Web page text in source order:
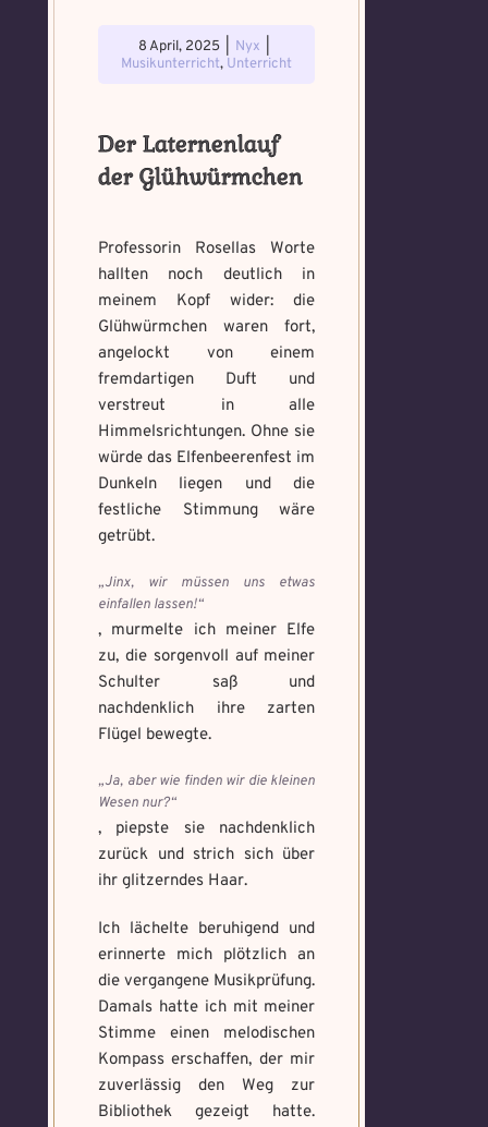
8 April, 2025 Nyx
Musikunterricht, Unterricht
Der Laternenlauf
der Glühwürmchen
Professorin Rosellas Worte
hallten noch deutlich in
meinem Kopf wider: die
Glühwürmchen waren fort,
angelockt von einem
fremdartigen Duft und
verstreut in alle
Himmelsrichtungen. Ohne sie
würde das Elfenbeerenfest im
Dunkeln liegen und die
festliche Stimmung wäre
getrübt.
„Jinx, wir müssen uns etwas
einfallen lassen!“
, murmelte ich meiner Elfe
zu, die sorgenvoll auf meiner
Schulter saß und
nachdenklich ihre zarten
Flügel bewegte.
„Ja, aber wie finden wir die kleinen
Wesen nur?“
, piepste sie nachdenklich
zurück und strich sich über
ihr glitzerndes Haar.
Ich lächelte beruhigend und
erinnerte mich plötzlich an
die vergangene Musikprüfung.
Damals hatte ich mit meiner
Stimme einen melodischen
Kompass erschaffen, der mir
zuverlässig den Weg zur
Bibliothek gezeigt hatte.